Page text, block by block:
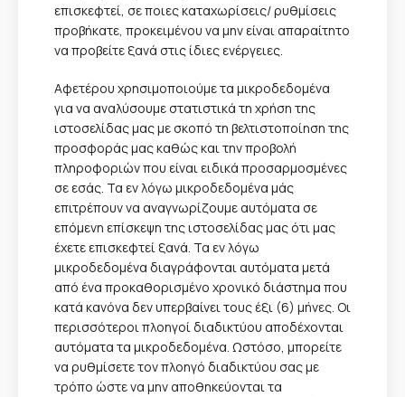
επισκεφτεί, σε ποιες καταχωρίσεις/ ρυθμίσεις
προβήκατε, προκειμένου να μην είναι απαραίτητο
να προβείτε ξανά στις ίδιες ενέργειες.
Αφετέρου χρησιμοποιούμε τα μικροδεδομένα
για να αναλύσουμε στατιστικά τη χρήση της
ιστοσελίδας μας με σκοπό τη βελτιστοποίηση της
προσφοράς μας καθώς και την προβολή
πληροφοριών που είναι ειδικά προσαρμοσμένες
σε εσάς. Τα εν λόγω μικροδεδομένα μάς
επιτρέπουν να αναγνωρίζουμε αυτόματα σε
επόμενη επίσκεψη της ιστοσελίδας μας ότι μας
έχετε επισκεφτεί ξανά. Τα εν λόγω
μικροδεδομένα διαγράφονται αυτόματα μετά
από ένα προκαθορισμένο χρονικό διάστημα που
κατά κανόνα δεν υπερβαίνει τους έξι (6) μήνες. Οι
περισσότεροι πλοηγοί διαδικτύου αποδέχονται
αυτόματα τα μικροδεδομένα. Ωστόσο, μπορείτε
να ρυθμίσετε τον πλοηγό διαδικτύου σας με
τρόπο ώστε να μην αποθηκεύονται τα